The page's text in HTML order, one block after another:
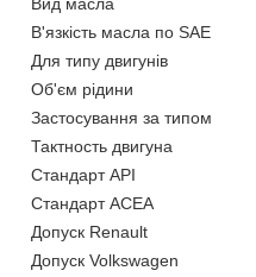
В'язкість масла по SAE
Для типу двигунів
Об'єм рідини
Застосування за типом
Тактность двигуна
Стандарт API
Стандарт ACEA
Допуск Renault
Допуск Volkswagen